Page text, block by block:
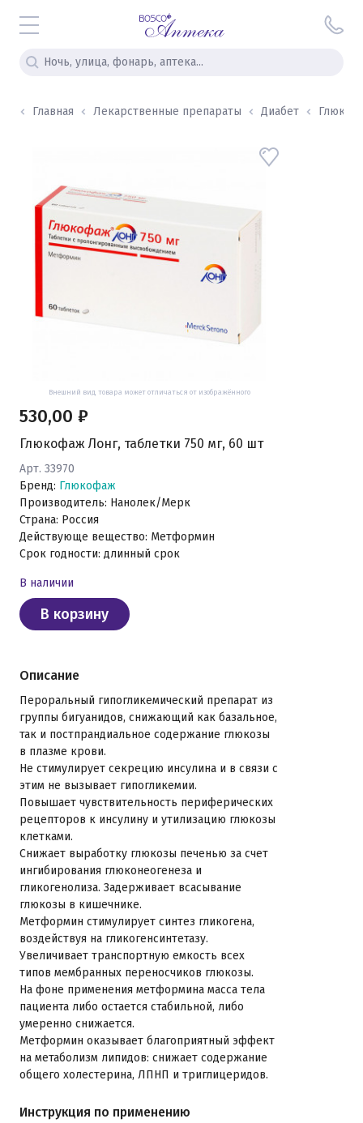
Главная Лекарственные препараты Диабет
Внешний вид товара может отличаться от изображённого
Глюкофаж Лонг, таблетки 750 мг, 60 шт
Арт. 33970
Бренд: Глюкофаж
Производитель: Нанолек/Мерк
Страна: Россия
Действующе вещество: Метформин
Срок годности: длинный срок
530,00 ₽
В наличии
В корзину
Описание
Пероральный гипогликемический препарат из
группы бигуанидов, снижающий как базальное,
так и постпрандиальное содержание глюкозы
в плазме крови.
Не стимулирует секрецию инсулина и в связи с
этим не вызывает гипогликемии.
Повышает чувствительность периферических
рецепторов к инсулину и утилизацию глюкозы
клетками.
Снижает выработку глюкозы печенью за счет
ингибирования глюконеогенеза и
гликогенолиза. Задерживает всасывание
глюкозы в кишечнике.
Метформин стимулирует синтез гликогена,
воздействуя на гликогенсинтетазу.
Увеличивает транспортную емкость всех
типов мембранных переносчиков глюкозы.
На фоне применения метформина масса тела
пациента либо остается стабильной, либо
умеренно снижается.
Метформин оказывает благоприятный эффект
на метаболизм липидов: снижает содержание
общего холестерина, ЛПНП и триглицеридов.
Инструкция по применению